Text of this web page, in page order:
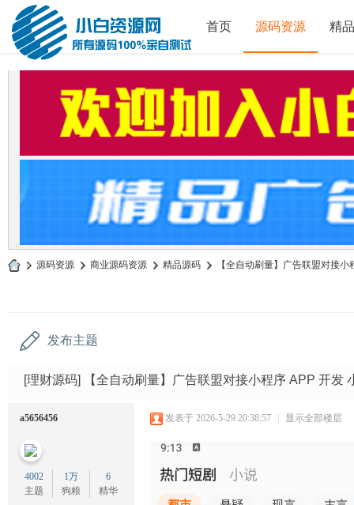
首页 源码资源 精
» 源码资源 › 商业源码资源 › 精品源码 › 【全自动刷量】广告联盟对接
发布主题
[理财源码] 【全自动刷量】广告联盟对接小程序 APP 开
a5656456
4002
主题
1万
狗粮
6
精华
发表于 2026-5-29 20:38:57 | 显示全部楼层